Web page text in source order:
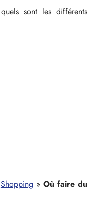
sont les différents
Shopping » Où faire du